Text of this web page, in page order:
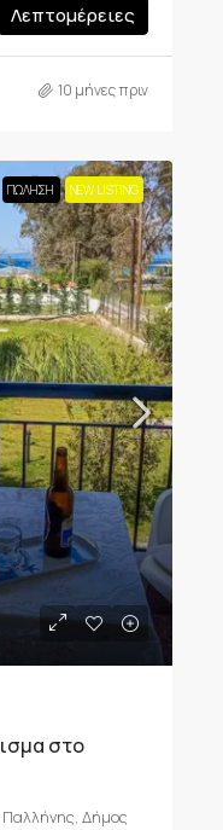
Λεπτομέρειες
10 μήνες πριν
ΠΏΛΗΣΗ NEW LISTING
στο
Δήμος